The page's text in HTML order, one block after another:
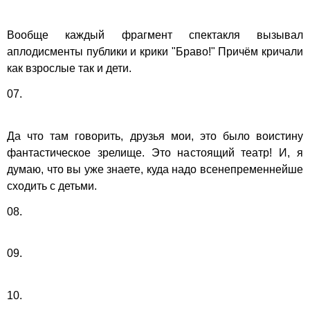
Вообще каждый фрагмент спектакля вызывал
аплодисменты публики и крики "Браво!" Причём кричали
как взрослые так и дети.
07.
Да что там говорить, друзья мои, это было воистину
фантастическое зрелище. Это настоящий театр! И, я
думаю, что вы уже знаете, куда надо всенепременнейше
сходить с детьми.
08.
09.
10.